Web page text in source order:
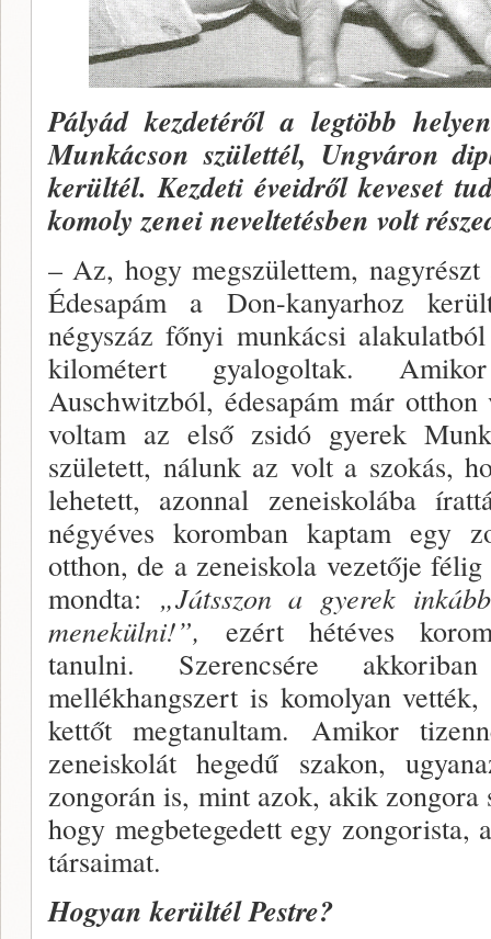
Pályád kezdetéről a legtöbb
Munkácson szü­lettél, Ungváron
kerültél. Kezdeti éveidről keve­set
ko­moly zenei neveltetésben volt
– Az, hogy megszülettem, nagyrészt
Édesapám a Don-kanyarhoz
négyszáz főnyi munkácsi
ki­lométert gyalogoltak.
Auschwitzból, édesapám már otthon
vol­tam az első zsidó gyerek
született, nálunk az volt a szokás,
lehetett, azonnal zeneiskolába
négyéves koromban kaptam egy
otthon, de a zeneiskola vezetője
mondta: „Játsszon a gyerek
menekülni!”, ezért hétéves
tanulni. Szerencsére
mellékhangszert is komolyan
kettőt megtanultam. Amikor
zeneis­kolát hegedű szakon,
zongorán is, mint azok, akik
hogy megbetegedett egy zongorista,
társaimat.
Hogyan kerültél Pestre?